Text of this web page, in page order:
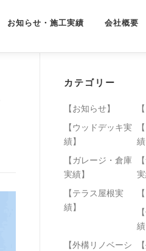
お知らせ・施工実績 会社概要
カテゴリー
【お知らせ】
【ウッドデッキ実
績】
績
【ガレージ・倉庫
実績】
実
【テラス屋根実
績】
績
【外構リノベーシ